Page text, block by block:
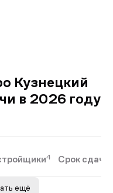
Кузнецкий
в 2026 году
4 Срок сдачи
ещё